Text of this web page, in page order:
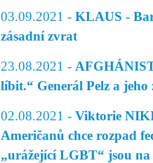
03.09.2021 - KLAUS -
zásadní zvrat
23.08.2021 -
líbit.“ Generál Pelz a jeho
02.08.2021 - Viktorie
Američanů chce rozpad
„urážející LGBT“ jsou